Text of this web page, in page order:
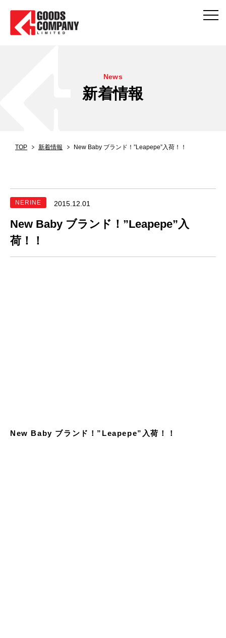
News
新着情報
TOP 新着情報 New Baby ブランド！”Leapepe”入荷！！
NERINE 2015.12.01
New Baby ブランド！”Leapepe”入
荷！！
New Baby ブランド！”Leapepe”入荷！！